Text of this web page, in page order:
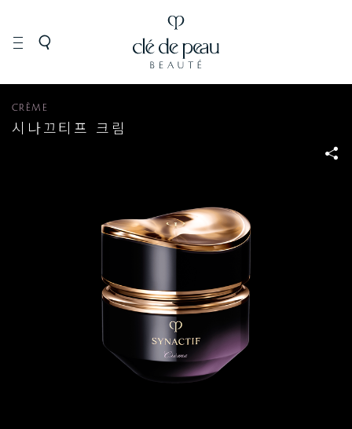
SYNACTIF
CRÈME
시나끄티프 크림